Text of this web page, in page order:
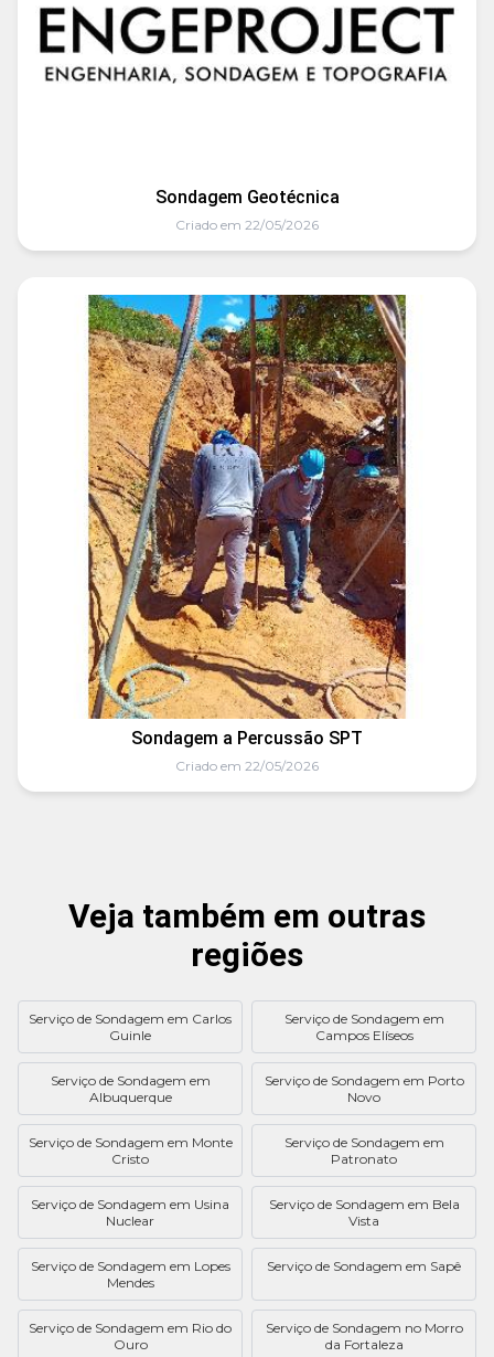
Sondagem Geotécnica
Criado em 22/05/2026
Sondagem a Percussão SPT
Criado em 22/05/2026
Veja também em outras
regiões
Serviço de Sondagem em Carlos
Guinle
Serviço de Sondagem em
Campos Elíseos
Serviço de Sondagem em
Albuquerque
Serviço de Sondagem em Porto
Novo
Serviço de Sondagem em Monte
Cristo
Serviço de Sondagem em
Patronato
Serviço de Sondagem em Usina
Nuclear
Serviço de Sondagem em Bela
Vista
Serviço de Sondagem em Lopes
Mendes
Serviço de Sondagem em Sapê
Serviço de Sondagem em Rio do
Ouro
Serviço de Sondagem no Morro
da Fortaleza